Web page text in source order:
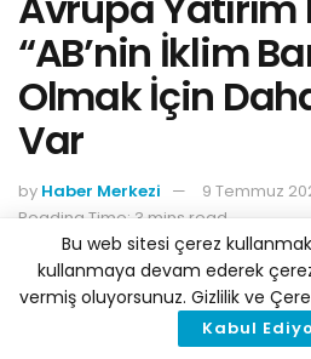
“AB’nin İklim
Olmak İçin
Var
by Haber Merkezi
9 Temmuz
Reading Time: 3 mins read
Bu web sitesi çerez
kullanmaya devam ederek
vermiş oluyorsunuz. Gizlilik ve
Kabul